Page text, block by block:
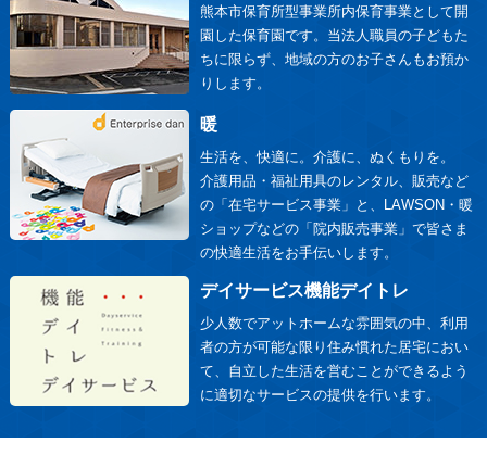
熊本市保育所型事業所内保育事業として開
園した保育園です。当法人職員の子どもた
ちに限らず、地域の方のお子さんもお預か
りします。
暖
生活を、快適に。介護に、ぬくもりを。
介護用品・福祉用具のレンタル、販売など
の「在宅サービス事業」と、LAWSON・暖
ショップなどの「院内販売事業」で皆さま
の快適生活をお手伝いします。
デイサービス機能デイトレ
少人数でアットホームな雰囲気の中、利用
者の方が可能な限り住み慣れた居宅におい
て、自立した生活を営むことができるよう
に適切なサービスの提供を行います。